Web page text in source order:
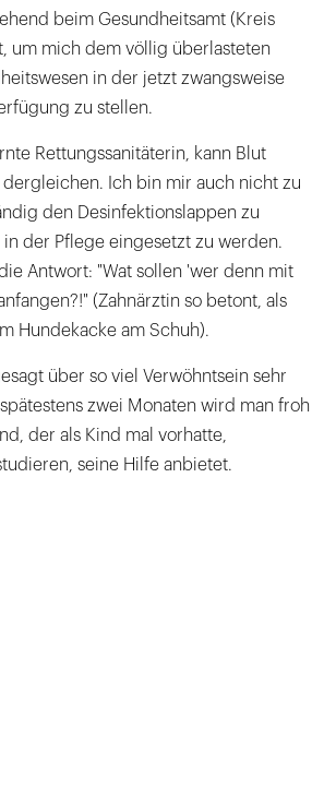
beim Gesundheitsamt (Kreis
um mich dem völlig überlasteten
in der jetzt zwangsweise
zu stellen.
Rettungssanitäterin, kann Blut
Ich bin mir auch nicht zu
den Desinfektionslappen zu
der Pflege eingesetzt zu werden.
Antwort: "Wat sollen 'wer denn mit
(Zahnärztin so betont, als
Hundekacke am Schuh).
über so viel Verwöhntsein sehr
zwei Monaten wird man froh
der als Kind mal vorhatte,
seine Hilfe anbietet.